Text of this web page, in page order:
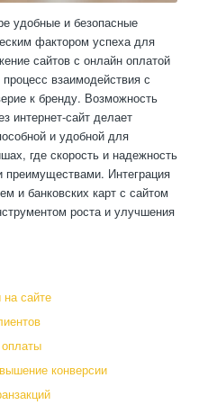
удобные и безопасные
фактором успеха для
сайтов с онлайн оплатой
взаимодействия с
к бренду. Возможность
интернет-сайт делает
и удобной для
где скорость и надежность
Интеграция
и банковских карт с сайтом
роста и улучшения
сайте
конверсии